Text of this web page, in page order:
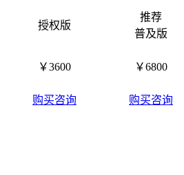
授权版
推荐
普及版
￥3600 ￥6800
购买咨询
购买咨询